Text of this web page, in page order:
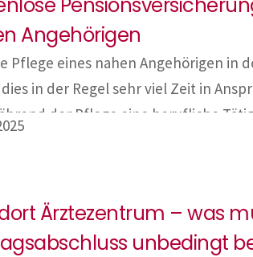
Angehörigen
Pflege eines nahen Angehörigen in
in der Regel sehr viel Zeit in
der Pflege eine berufliche
Ausmaß ausgeübt werden kann. Um
Ärztezentrum – was
unbedingt